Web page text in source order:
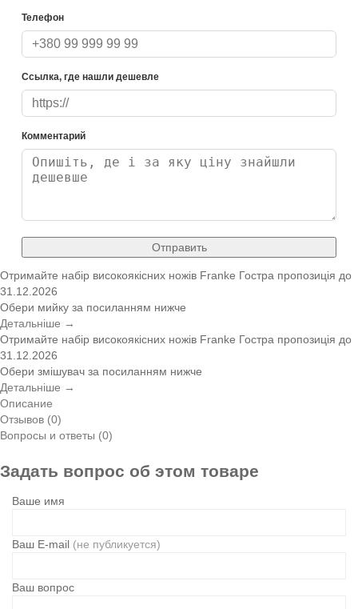
Телефон
Ссылка, где нашли дешевле
Комментарий
Отправить
Отримайте набір високоякісних ножів Franke Гостра пропозиція до
31.12.2026
Обери мийку за посиланням нижче
Детальніше →
Отримайте набір високоякісних ножів Franke Гостра пропозиція до
31.12.2026
Обери змішувач за посиланням нижче
Детальніше →
Описание
Отзывов (0)
Вопросы и ответы (0)
Задать вопрос об этом товаре
Ваше имя
Ваш E-mail (не публикуется)
Ваш вопрос